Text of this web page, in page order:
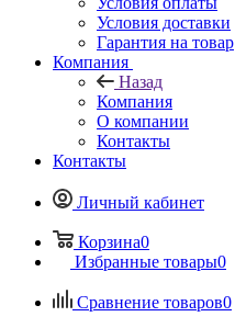
Условия доставки
Гарантия на товар
Компания
Назад
Компания
О компании
Контакты
Контакты
Личный кабинет
Корзина0
Избранные товары0
Сравнение товаров0